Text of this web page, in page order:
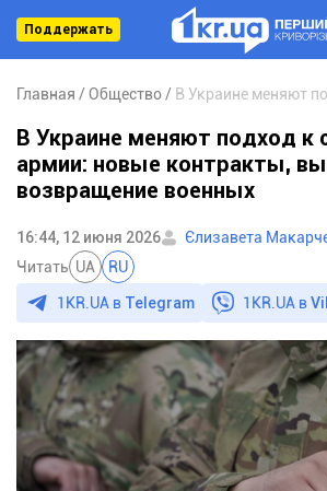
Поддержать
Главная Общество
В Украине меняют подход к
армии: новые контракты,
возвращение военных
16:44, 12 июня 2026
Єлизавета
Читать UA RU
1KR.UA в Telegram 1KR.UA в